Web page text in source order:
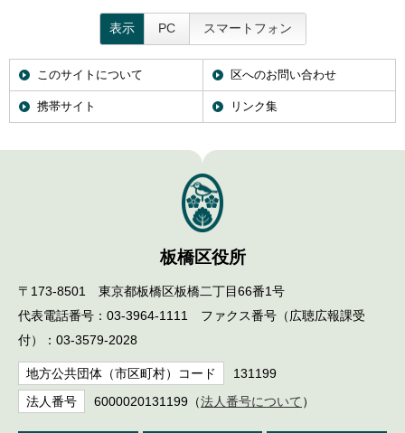
表示 PC スマートフォン
このサイトについて 区へのお問い合わせ
携帯サイト リンク集
板橋区役所
〒173-8501 東京都板橋区板橋二丁目66番1号
代表電話番号：03-3964-1111 ファクス番号（広聴広報課受
付）：03-3579-2028
地方公共団体（市区町村）コード 131199
法人番号 6000020131199（法人番号について ）